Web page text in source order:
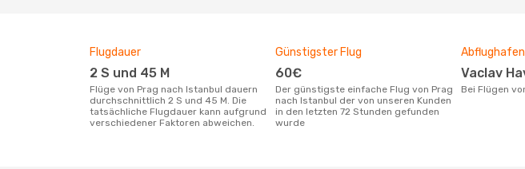
Flugdauer
2 S und 45 M
Flüge von Prag nach Istanbul dauern
durchschnittlich 2 S und 45 M. Die
tatsächliche Flugdauer kann aufgrund
verschiedener Faktoren abweichen.
Günstigster Flug
60€
Der günstigste einfache Flug von Prag
nach Istanbul der von unseren Kunden
in den letzten 72 Stunden gefunden
wurde
Abflughafen
Vaclav
Bei Flügen